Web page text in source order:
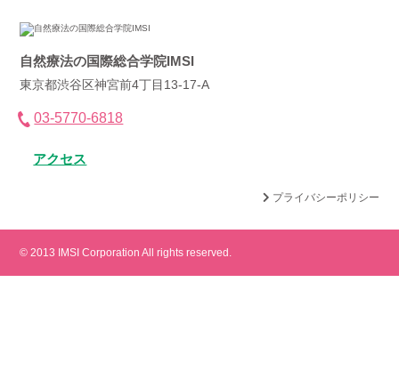
自然療法の国際総合学院IMSI
東京都渋谷区神宮前4丁目13-17-A
03-5770-6818
アクセス
プライバシーポリシー
© 2013 IMSI Corporation All rights reserved.